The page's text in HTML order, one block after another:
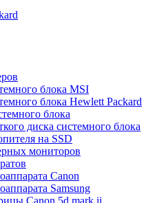
блока MSI
блока Hewlett Packard
блока
диска системного блока
на SSD
мониторов
Canon
Samsung
Canon 5d mark ii